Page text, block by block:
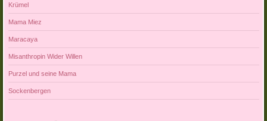
Krümel
Mama Miez
Maracaya
Misanthropin Wider Willen
Purzel und seine Mama
Sockenbergen